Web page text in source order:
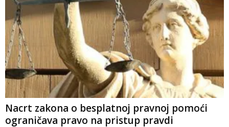
Nacrt zakona o besplatnoj pravnoj pomoći
ograničava pravo na pristup pravdi